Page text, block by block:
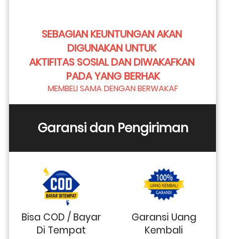
SEBAGIAN KEUNTUNGAN AKAN
DIGUNAKAN UNTUK
AKTIFITAS SOSIAL DAN DIWAKAFKAN
PADA YANG BERHAK
MEMBELI SAMA DENGAN BERWAKAF
Garansi dan Pengiriman
Bisa COD / Bayar
Di Tempat
Garansi Uang
Kembali